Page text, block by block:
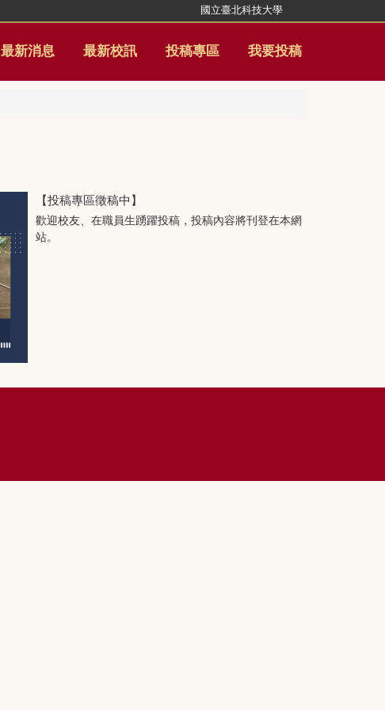
最新消息 最新校訊 投稿專區 我要投稿
國立臺北科技大學
【投稿專區徵稿中】
歡迎校友、在職員生踴躍投稿，投稿內容將刊登在本網
站。